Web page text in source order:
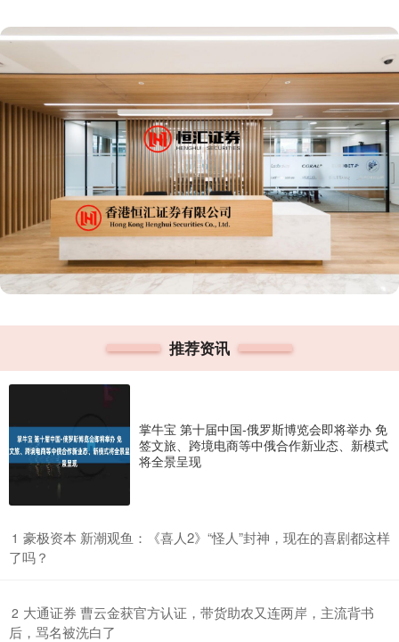
推荐资讯
掌牛宝 第十届中国-俄罗斯博览会即将举办 免
签文旅、跨境电商等中俄合作新业态、新模式
将全景呈现
1 ​豪极资本 新潮观鱼：《喜人2》“怪人”封神，现在的喜剧都这样
了吗？
2 ​大通证券 曹云金获官方认证，带货助农又连两岸，主流背书
后，骂名被洗白了